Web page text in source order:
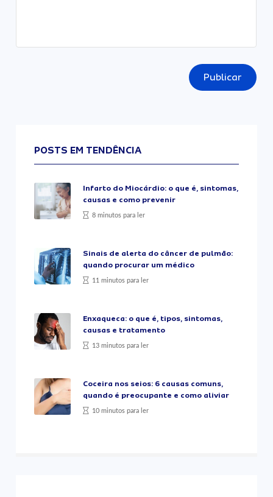
Publicar
POSTS EM TENDÊNCIA
Infarto do Miocárdio: o que é, sintomas,
causas e como prevenir
8 minutos para ler
Sinais de alerta do câncer de pulmão:
quando procurar um médico
11 minutos para ler
Enxaqueca: o que é, tipos, sintomas,
causas e tratamento
13 minutos para ler
Coceira nos seios: 6 causas comuns,
quando é preocupante e como aliviar
10 minutos para ler